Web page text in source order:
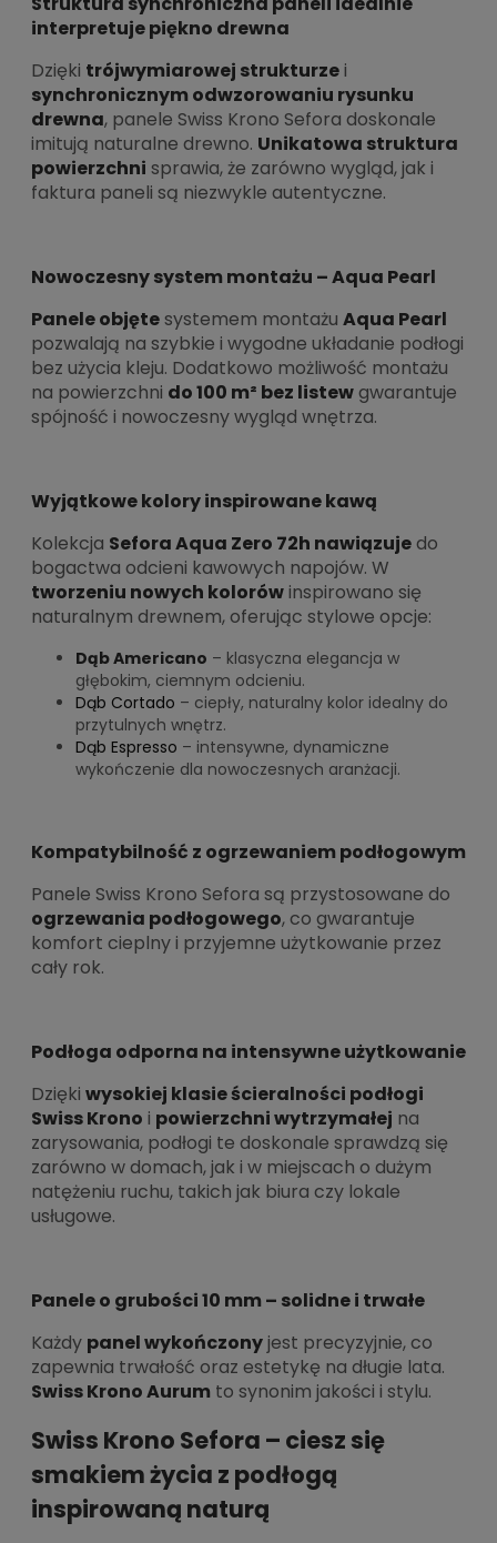
interpretuje piękno drewna
Dzięki trójwymiarowej strukturzei
synchronicznym odwzorowaniu rysunku
drewna, panele Swiss Krono Sefora doskonale
imitują naturalne drewno. Unikatowa struktura
powierzchni sprawia, że zarówno wygląd, jak i
faktura paneli są niezwykle autentyczne.
Nowoczesny system montażu – Aqua Pearl
Panele objętesystemem montażu Aqua Pearl
pozwalają na szybkie i wygodne układanie podłogi
bez użycia kleju. Dodatkowo możliwość montażu
na powierzchni do 100 m² bez listewgwarantuje
spójność i nowoczesny wygląd wnętrza.
Wyjątkowe kolory inspirowane kawą
Kolekcja Sefora Aqua Zero 72h nawiązujedo
bogactwa odcieni kawowych napojów. W
tworzeniu nowych kolorówinspirowano się
naturalnym drewnem, oferując stylowe opcje:
Dąb Americano – klasyczna elegancja w
głębokim, ciemnym odcieniu.
Dąb Cortado – ciepły, naturalny kolor idealny do
przytulnych wnętrz.
Dąb Espresso – intensywne, dynamiczne
wykończenie dla nowoczesnych aranżacji.
Kompatybilność z ogrzewaniem podłogowym
Panele Swiss Krono Sefora są przystosowane do
ogrzewania podłogowego, co gwarantuje
komfort cieplny i przyjemne użytkowanie przez
cały rok.
Podłoga odporna na intensywne użytkowanie
Dzięki wysokiej klasie ścieralności podłogi
Swiss Krono i powierzchni wytrzymałej na
zarysowania, podłogi te doskonale sprawdzą się
zarówno w domach, jak i w miejscach o dużym
natężeniu ruchu, takich jak biura czy lokale
usługowe.
Panele o grubości 10 mm – solidne i trwałe
Każdy panel wykończonyjest precyzyjnie, co
zapewnia trwałość oraz estetykę na długie lata.
Swiss Krono Aurum to synonim jakości i stylu.
Swiss Krono Sefora – ciesz się
smakiem życia z podłogą
inspirowaną naturą